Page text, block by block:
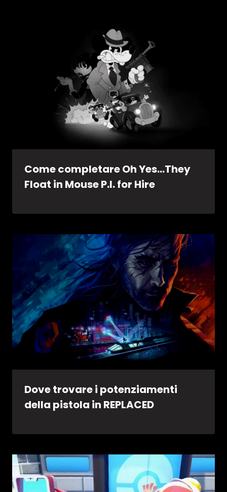
Come completare Oh Yes…They
Float in Mouse P.I. for Hire
Dove trovare i potenziamenti
della pistola in REPLACED